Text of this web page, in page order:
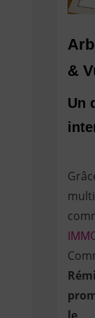
&
Un